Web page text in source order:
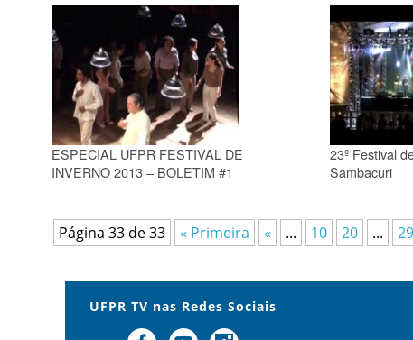
ESPECIAL UFPR FESTIVAL DE
INVERNO 2013 – BOLETIM #1
23º Festival
Sambacuri
Página 33 de 33 « Primeira « ... 10 20 ... 29
UFPR TV nas Redes Sociais